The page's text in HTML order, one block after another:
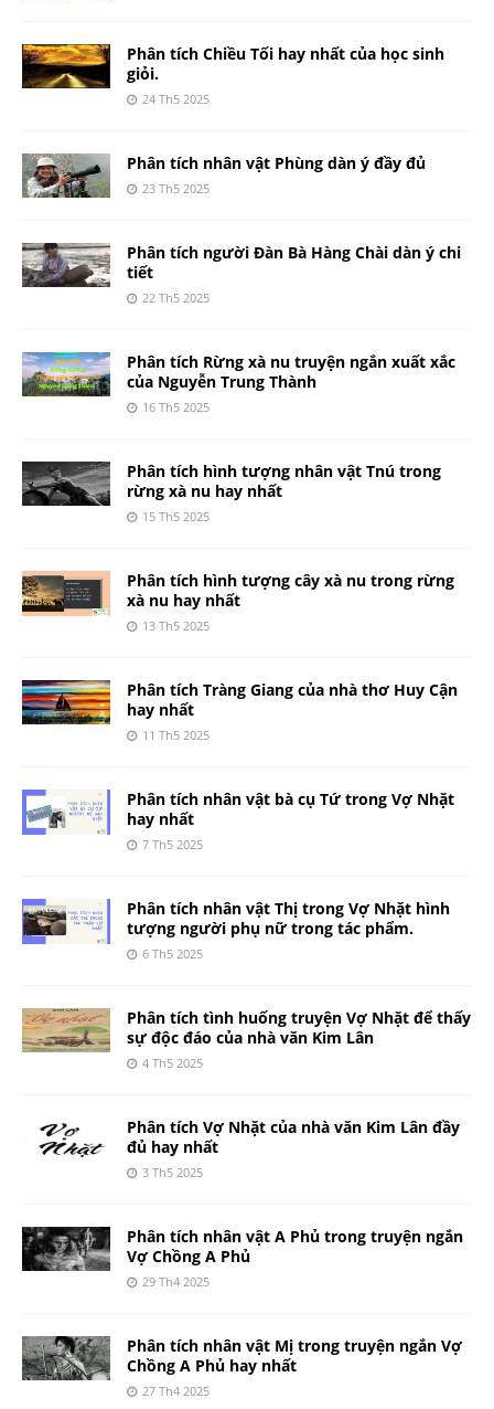
Phân tích Chiều Tối hay nhất của học sinh
giỏi.
24 Th5 2025
Phân tích nhân vật Phùng dàn ý đầy đủ
23 Th5 2025
Phân tích người Đàn Bà Hàng Chài dàn ý chi
tiết
22 Th5 2025
Phân tích Rừng xà nu truyện ngắn xuất xắc
của Nguyễn Trung Thành
16 Th5 2025
Phân tích hình tượng nhân vật Tnú trong
rừng xà nu hay nhất
15 Th5 2025
Phân tích hình tượng cây xà nu trong rừng
xà nu hay nhất
13 Th5 2025
Phân tích Tràng Giang của nhà thơ Huy Cận
hay nhất
11 Th5 2025
Phân tích nhân vật bà cụ Tứ trong Vợ Nhặt
hay nhất
7 Th5 2025
Phân tích nhân vật Thị trong Vợ Nhặt hình
tượng người phụ nữ trong tác phẩm.
6 Th5 2025
Phân tích tình huống truyện Vợ Nhặt để thấy
sự độc đáo của nhà văn Kim Lân
4 Th5 2025
Phân tích Vợ Nhặt của nhà văn Kim Lân đầy
đủ hay nhất
3 Th5 2025
Phân tích nhân vật A Phủ trong truyện ngắn
Vợ Chồng A Phủ
29 Th4 2025
Phân tích nhân vật Mị trong truyện ngắn Vợ
Chồng A Phủ hay nhất
27 Th4 2025